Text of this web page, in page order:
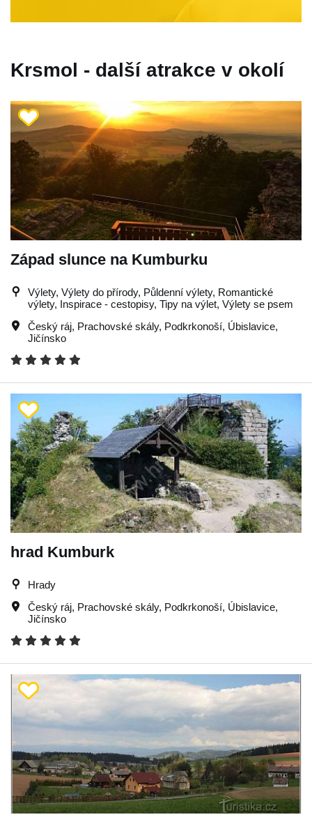
Krsmol - další atrakce v okolí
Západ slunce na Kumburku
Výlety, Výlety do přírody, Půldenní výlety, Romantické
výlety, Inspirace - cestopisy, Tipy na výlet, Výlety se psem
Český ráj, Prachovské skály, Podkrkonoší, Úbislavice,
Jičínsko
hrad Kumburk
Hrady
Český ráj, Prachovské skály, Podkrkonoší, Úbislavice,
Jičínsko